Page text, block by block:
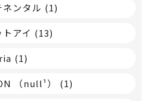
ネンタル (1)
アイ (13)
(1)
（null¹）
(1)